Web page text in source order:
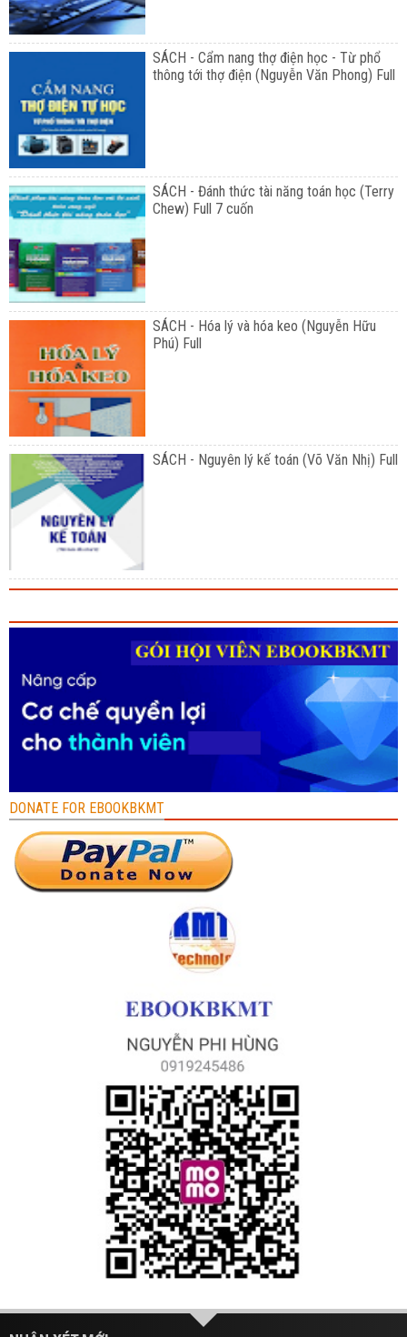
SÁCH - Cẩm nang thợ điện học - Từ phổ
thông tới thợ điện (Nguyễn Văn Phong) Full
SÁCH - Đánh thức tài năng toán học (Terry
Chew) Full 7 cuốn
SÁCH - Hóa lý và hóa keo (Nguyễn Hữu
Phú) Full
SÁCH - Nguyên lý kế toán (Võ Văn Nhị) Full
DONATE FOR EBOOKBKMT